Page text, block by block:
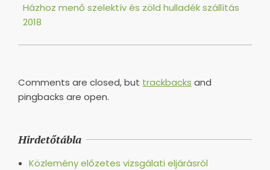
Házhoz menő szelektív és zöld hulladék szállítás
2018
Comments are closed, but trackbacks and
pingbacks are open.
Hirdetőtábla
Közlemény előzetes vizsgálati eljárásról